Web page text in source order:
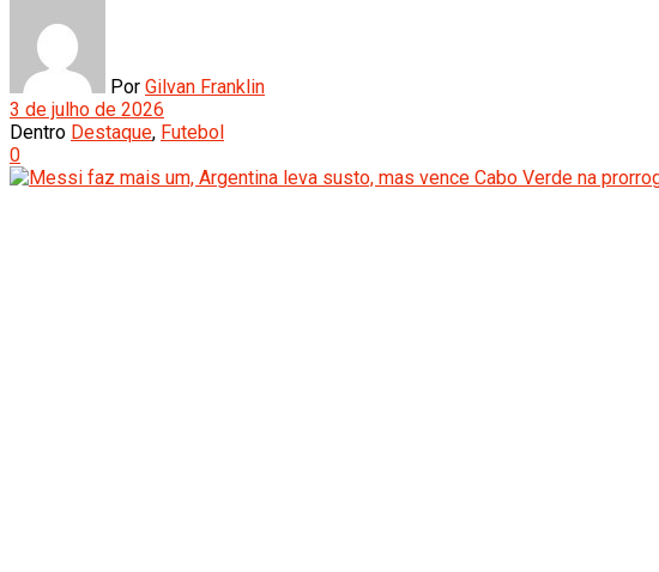
Por Gilvan Franklin
3 de julho de 2026
Dentro Destaque, Futebol
0